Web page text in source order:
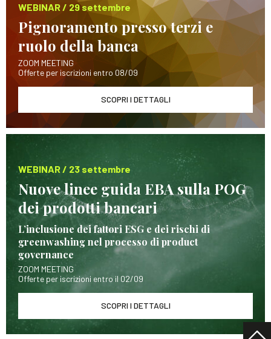
WEBINAR / 29 settembre
Pignoramento presso terzi e
ruolo della banca
ZOOM MEETING
Offerte per iscrizioni entro 08/09
SCOPRI I DETTAGLI
WEBINAR / 23 settembre
Nuove linee guida EBA sulla POG
dei prodotti bancari
L’inclusione dei fattori ESG e dei rischi di
greenwashing nel processo di product
governance
ZOOM MEETING
Offerte per iscrizioni entro il 02/09
SCOPRI I DETTAGLI